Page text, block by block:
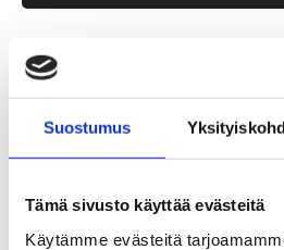
Suostumus
Tämä sivusto käyttää evästeitä
Käytämme evästeitä